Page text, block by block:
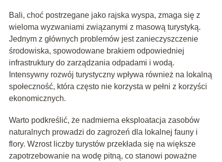
Bali, choć postrzegane jako rajska wyspa, zmaga się z
wieloma wyzwaniami związanymi z masową turystyką.
Jednym z głównych problemów jest zanieczyszczenie
środowiska, spowodowane brakiem odpowiedniej
infrastruktury do zarządzania odpadami i wodą.
Intensywny rozwój turystyczny wpływa również na lokalną
społeczność, która często nie korzysta w pełni z korzyści
ekonomicznych.
Warto podkreślić, że nadmierna eksploatacja zasobów
naturalnych prowadzi do zagrożeń dla lokalnej fauny i
flory. Wzrost liczby turystów przekłada się na większe
zapotrzebowanie na wodę pitną, co stanowi poważne